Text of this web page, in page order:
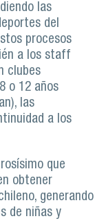
las
del
procesos
a los staff
clubes
o 12 años
las
a los
que
obtener
generando
de niñas y